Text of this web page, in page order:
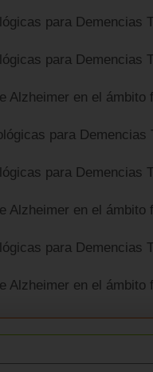
para Demencias
para Demencias
Alzheimer en el ámbito
para Demencias
para Demencias
Alzheimer en el ámbito
para Demencias
Alzheimer en el ámbito